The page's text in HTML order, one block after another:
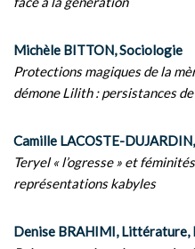
Michèle BITTON, Sociologie
Protections magiques de la
démone Lilith : persistances
Camille LACOSTE-
Teryel « l’ogresse » et
représentations kabyles
Denise BRAHIMI, Littérature,